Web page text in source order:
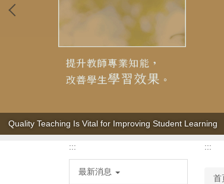
Quality Teaching Is Vital for Improving Student Learning
:::
最新消息
:::
首